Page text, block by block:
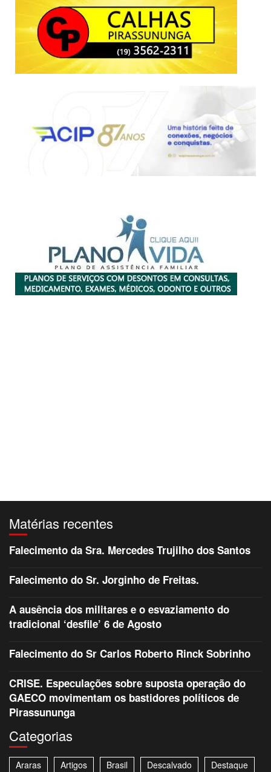
Matérias recentes
Falecimento da Sra. Mercedes Trujilho dos Santos
Falecimento do Sr. Jorginho de Freitas.
A ausência dos militares e o esvaziamento do
tradicional ‘desfile’ 6 de Agosto
Falecimento do Sr Carlos Roberto Rinck Sobrinho
CRISE. Especulações sobre suposta operação do
GAECO movimentam os bastidores políticos de
Pirassununga
Categorias
Araras Artigos Brasil Descalvado Destaque